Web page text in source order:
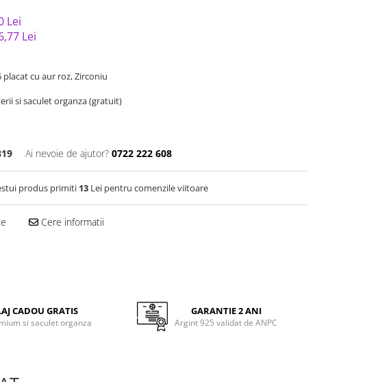
Lei
Lei
placat cu aur roz, Zirconiu
si saculet organza (gratuit)
Ai nevoie de ajutor? 0722 222 608
produs primiti 13 Lei pentru comenzile viitoare
Cere informatii
CADOU GRATIS
si saculet organza
GARANTIE 2 ANI
Argint 925 validat de ANPC